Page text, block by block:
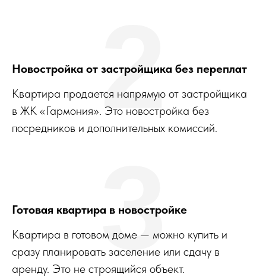
Новостройка от застройщика без переплат
Квартира продается напрямую от застройщика
в ЖК «Гармония». Это новостройка без
посредников и дополнительных комиссий.
2
Готовая квартира в новостройке
Квартира в готовом доме — можно купить и
сразу планировать заселение или сдачу в
аренду. Это не строящийся объект.
3